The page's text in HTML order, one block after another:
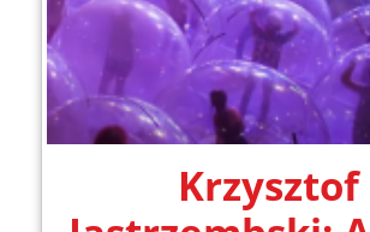
Krzysztof